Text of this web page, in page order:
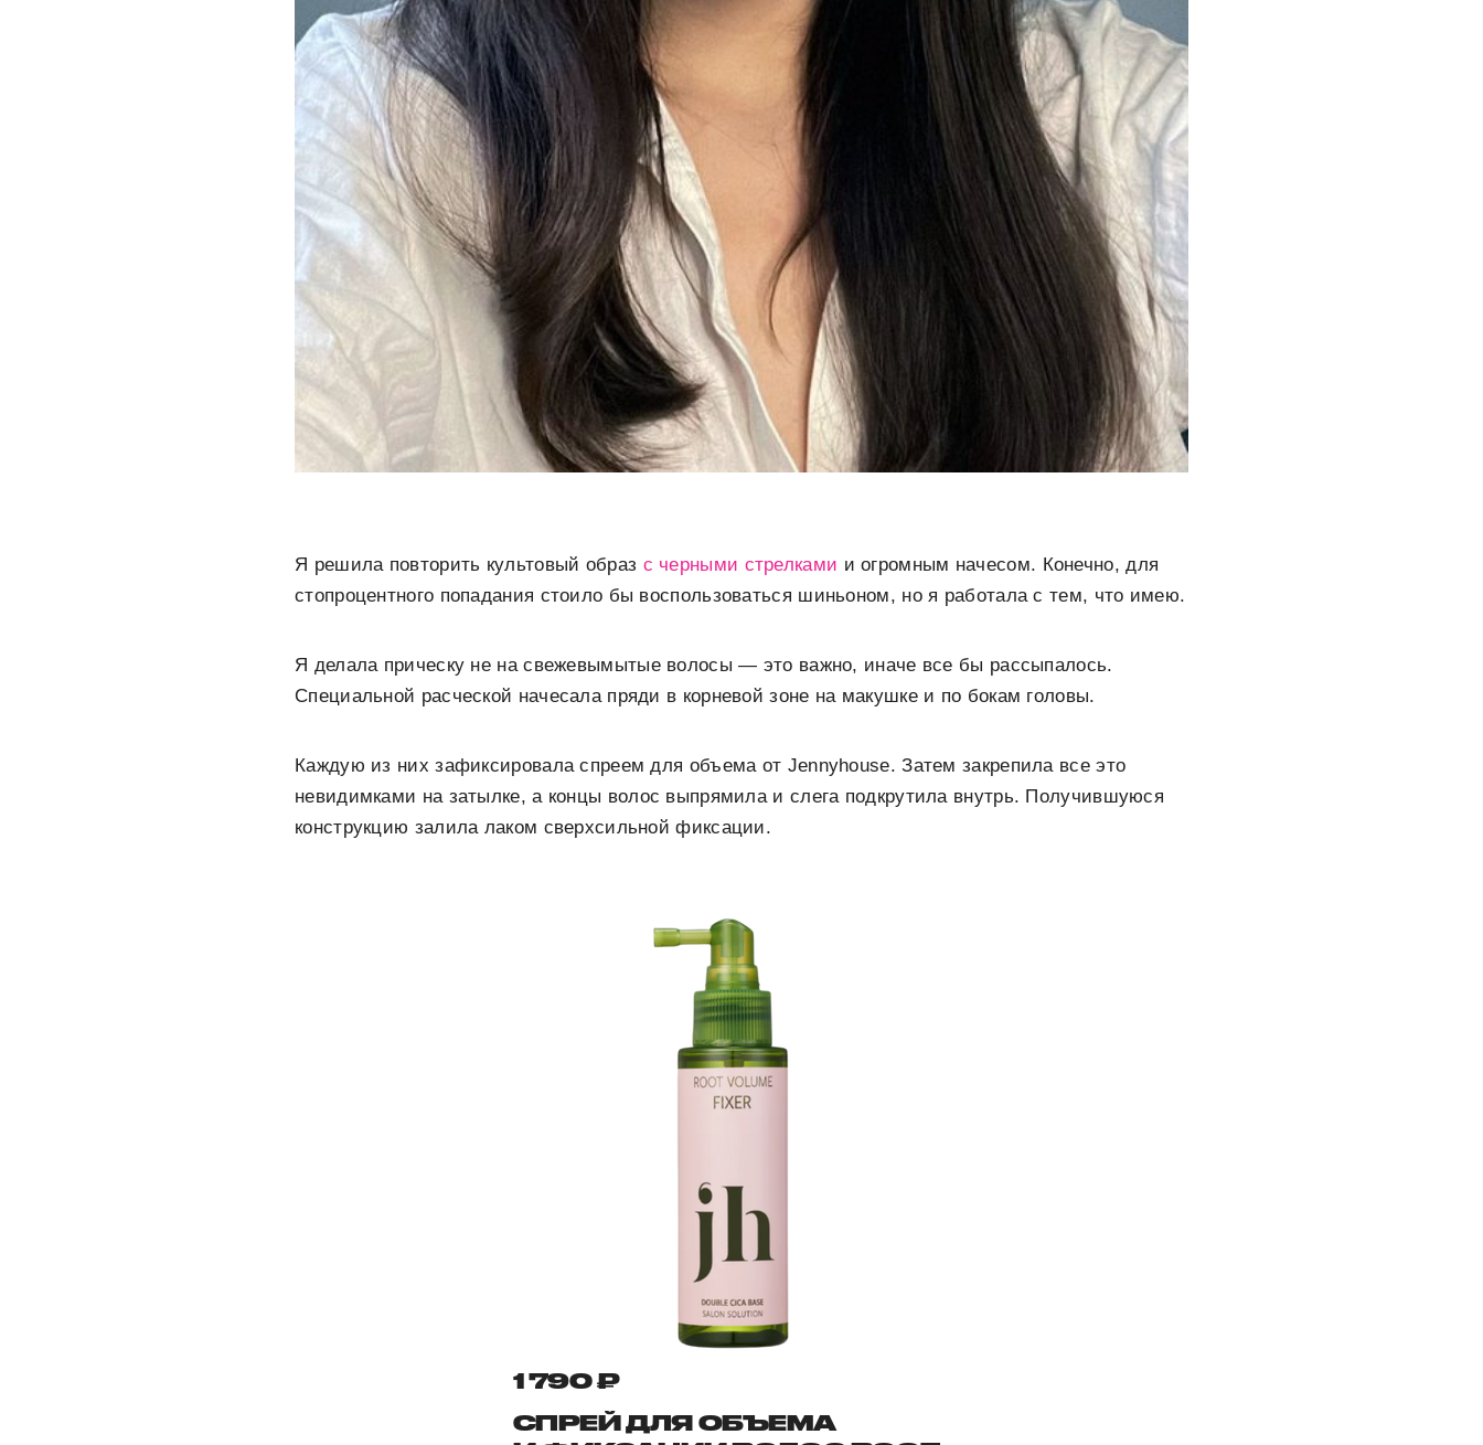
Я решила повторить культовый образ с черными стрелками и огромным начесом. Конечно, для
стопроцентного попадания стоило бы воспользоваться шиньоном, но я работала с тем, что имею.
Я делала прическу не на свежевымытые волосы — это важно, иначе все бы рассыпалось.
Специальной расческой начесала пряди в корневой зоне на макушке и по бокам головы.
Каждую из них зафиксировала спреем для объема от Jennyhouse. Затем закрепила все это
невидимками на затылке, а концы волос выпрямила и слега подкрутила внутрь. Получившуюся
конструкцию залила лаком сверхсильной фиксации.
1 790 ₽
СПРЕЙ ДЛЯ ОБЪЕМА